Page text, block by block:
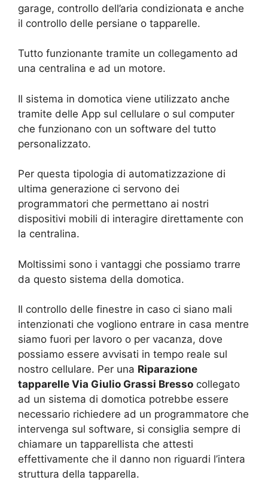
garage, controllo dell’aria condizionata e anche
il controllo delle persiane o tapparelle.
Tutto funzionante tramite un collegamento ad
una centralina e ad un motore.
Il sistema in domotica viene utilizzato anche
tramite delle App sul cellulare o sul computer
che funzionano con un software del tutto
personalizzato.
Per questa tipologia di automatizzazione di
ultima generazione ci servono dei
programmatori che permettano ai nostri
dispositivi mobili di interagire direttamente con
la centralina.
Moltissimi sono i vantaggi che possiamo trarre
da questo sistema della domotica.
Il controllo delle finestre in caso ci siano mali
intenzionati che vogliono entrare in casa mentre
siamo fuori per lavoro o per vacanza, dove
possiamo essere avvisati in tempo reale sul
nostro cellulare. Per una Riparazione
tapparelle Via Giulio Grassi Bresso collegato
ad un sistema di domotica potrebbe essere
necessario richiedere ad un programmatore che
intervenga sul software, si consiglia sempre di
chiamare un tapparellista che attesti
effettivamente che il danno non riguardi l’intera
struttura della tapparella.